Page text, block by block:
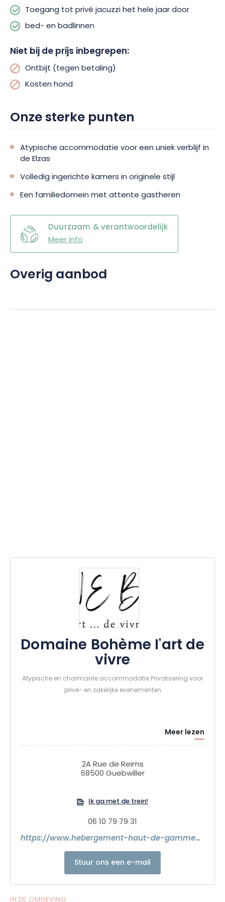
Meer dan alleen accommodatie, « Diego » belooft een
om de zintuigen te prikkelen en unieke herinneringen te
creëren. Laat u verleiden door dit atypische adres in
Guebwiller en geniet van een verblijf gewijd aan ontsnapping
en welzijn.
Toegang tot privé jacuzzi het hele jaar door
bed- en badlinnen
Niet bij de prijs inbegrepen:
Ontbijt (tegen betaling)
Kosten hond
Onze sterke punten
Atypische accommodatie voor een uniek verblijf in
de Elzas
Volledig ingerichte kamers in originele stijl
Een familiedomein met attente gastheren
Duurzaam & verantwoordelijk
Meer info
Overig aanbod
Domaine Bohème I'art de
vivre
Atypische en charmante accommodatie Privatisering voor
privé- en zakelijke evenementen
Meer lezen
2A Rue de Reims
68500 Guebwiller
Ik ga met de trein!
06 10 79 79 31
https://www.hebergement-haut-de-gamme-alsace.com/
Stuur ons een e-mail
IN DE OMGEVING